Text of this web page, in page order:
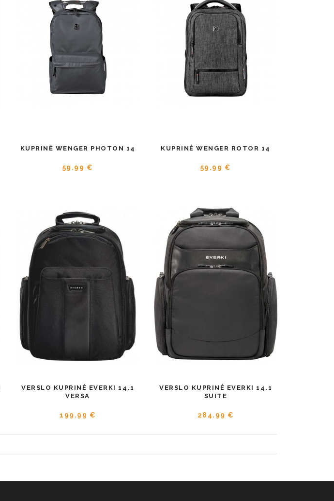
KUPRINĖ WENGER PHOTON 14
59.99 €
KUPRINĖ WENGER ROTOR 14
59.99 €
VERSLO KUPRINĖ EVERKI 14.1
VERSA
199.99 €
VERSLO KUPRINĖ EVERKI 14.1
SUITE
284.99 €